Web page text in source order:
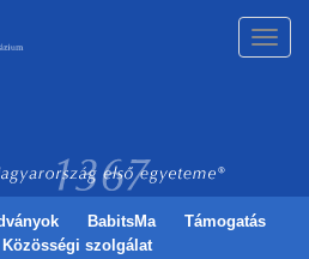
BabitsMa
Támogatás
Közösségi szolgálat